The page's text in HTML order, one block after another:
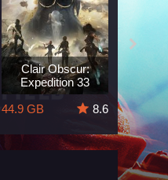
Clair Obscur:
Expedition 33
44.9 GB
8.6
164 GB